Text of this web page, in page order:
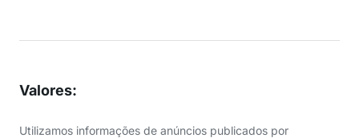
Valores:
Utilizamos informações de anúncios publicados por